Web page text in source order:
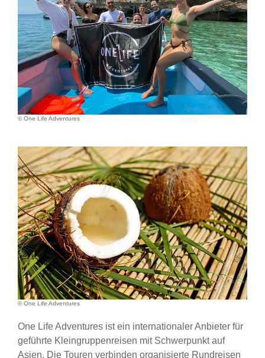
© One Life Adventures
© One Life Adventures
One Life Adventures ist ein internationaler Anbieter für
geführte Kleingruppenreisen mit Schwerpunkt auf
Asien. Die Touren verbinden organisierte Rundreisen